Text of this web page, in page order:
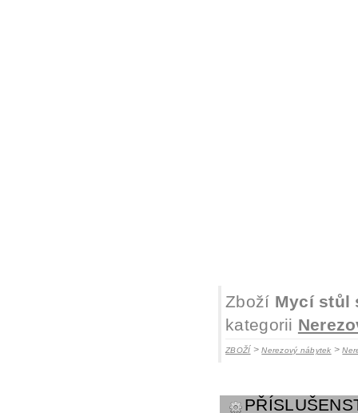
Zboží Mycí stůl
kategorii
ZBOŽÍ >Nerezový nábytek >